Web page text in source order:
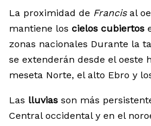
La proximidad de Francis al
mantiene los cielos cubiertos
zonas nacionales Durante la
se extenderán desde el oeste
meseta Norte, el alto Ebro y
Las lluvias son más
Central occidental y en el